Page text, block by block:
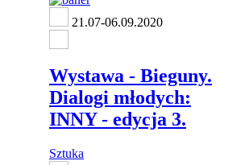
21.07-06.09.2020
Wystawa - Bieguny.
Dialogi młodych:
INNY - edycja 3.
Sztuka